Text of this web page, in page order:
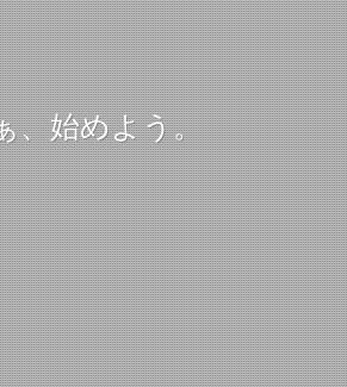
、始めよう。